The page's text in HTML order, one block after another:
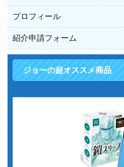
プロフィール
紹介申請フォーム
ジョーの超オススメ商品